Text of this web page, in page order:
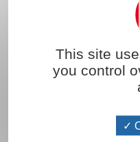
This site
you control